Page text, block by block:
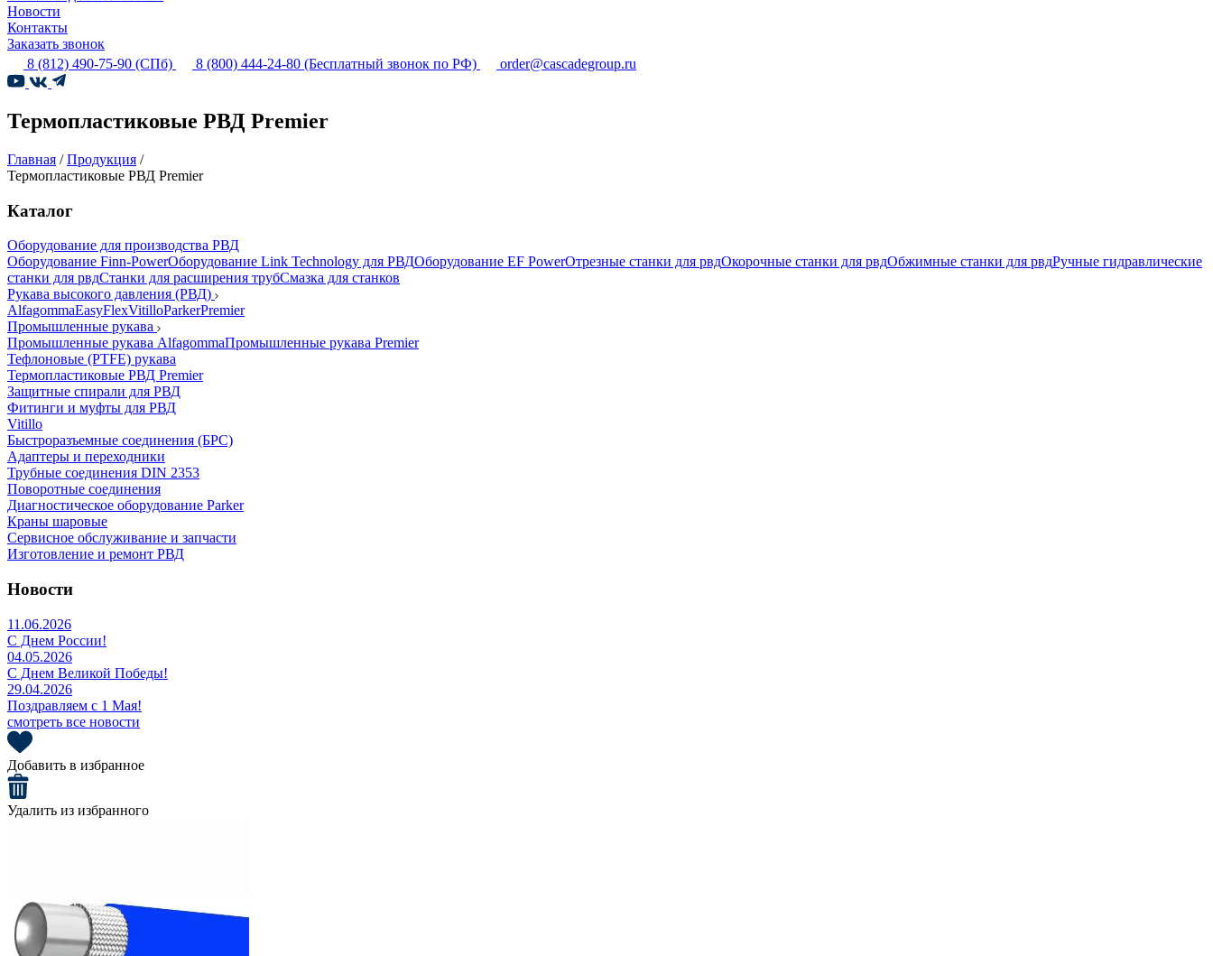
Новости
Контакты
Заказать звонок
8 (812) 490-75-90 (СПб) 8 (800) 444-24-80 (Бесплатный звонок по РФ) order@cascadegroup.ru
Термопластиковые РВД Premier
Главная /Продукция /
Термопластиковые РВД Premier
Каталог
Оборудование для производства РВД
Оборудование Finn-PowerОборудование Link Technology для РВДОборудование EF PowerОтрезные станки для рвдОкорочные станки для рвдОбжимные станки для рвдРучные гидравлические
станки для рвдСтанки для расширения трубСмазка для станков
Рукава высокого давления (РВД)
AlfagommaEasyFlexVitilloParkerPremier
Промышленные рукава
Промышленные рукава AlfagommaПромышленные рукава Premier
Тефлоновые (PTFE) рукава
Термопластиковые РВД Premier
Защитные спирали для РВД
Фитинги и муфты для РВД
Vitillo
Быстроразъемные соединения (БРС)
Адаптеры и переходники
Трубные соединения DIN 2353
Поворотные соединения
Диагностическое оборудование Parker
Краны шаровые
Сервисное обслуживание и запчасти
Изготовление и ремонт РВД
Новости
11.06.2026
С Днем России!
04.05.2026
С Днем Великой Победы!
29.04.2026
Поздравляем с 1 Мая!
смотреть все новости
Добавить в избранное
Удалить из избранного